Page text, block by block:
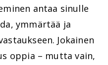
antaa sinulle
ymmärtää ja
Jokainen
oppia – mutta vain,